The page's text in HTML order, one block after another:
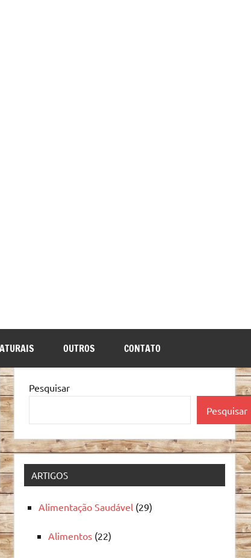
OUTROS CONTATO
Pesquisar
Pesquisar
ARTIGOS
Alimentação Saudável (29)
Alimentos (22)